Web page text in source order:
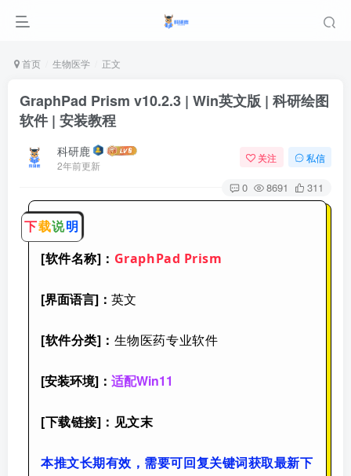
首页 生物医学 正文
GraphPad Prism v10.2.3 | Win英文版 | 科研绘图
软件 | 安装教程
科研鹿
2年前更新
关注 私信
0 8691 311
下载说明
[软件名称]： GraphPad Prism
[界面语言]： 英文
[软件分类]： 生物医药专业软件
[安装环境]： 适配Win11
[下载链接]：见文末
本推文长期有效，需要可回复关键词获取最新下